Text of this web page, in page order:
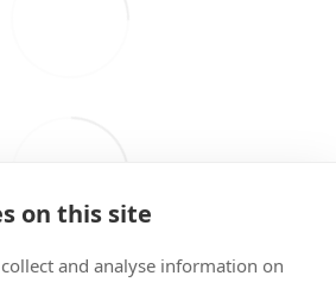
on this site
and analyse information on